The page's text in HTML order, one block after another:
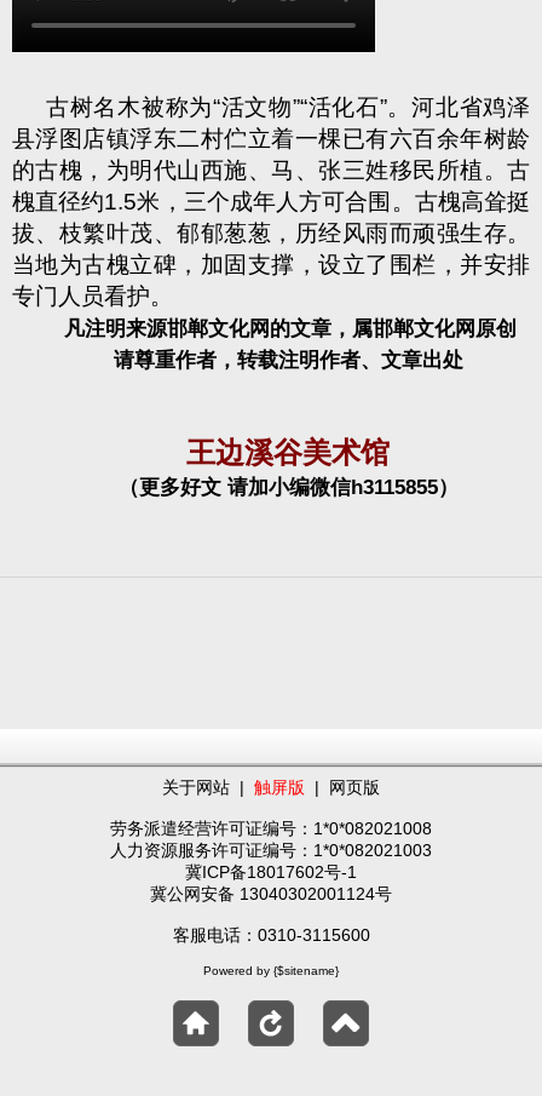
古树名木被称为“活文物”“活化石”。河北省鸡泽
县浮图店镇浮东二村伫立着一棵已有六百余年树龄
的古槐，为明代山西施、马、张三姓移民所植。古
槐直径约1.5米，三个成年人方可合围。古槐高耸挺
拔、枝繁叶茂、郁郁葱葱，历经风雨而顽强生存。
当地为古槐立碑，加固支撑，设立了围栏，并安排
专门人员看护。
凡注明来源邯郸文化网的文章，属邯郸文化网原创
请尊重作者，转载注明作者、文章出处
王边溪谷美术馆
（更多好文 请加小编微信h3115855）
关于网站 | 触屏版 | 网页版
劳务派遣经营许可证编号：1*0*082021008
人力资源服务许可证编号：1*0*082021003
冀ICP备18017602号-1
冀公网安备 13040302001124号
客服电话：0310-3115600
Powered by {$sitename}